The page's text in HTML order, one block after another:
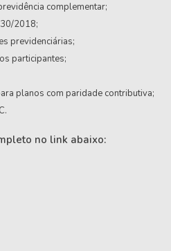
complementar;
2018;
previdenciárias;
participantes;
planos com paridade contributiva;
no link abaixo: